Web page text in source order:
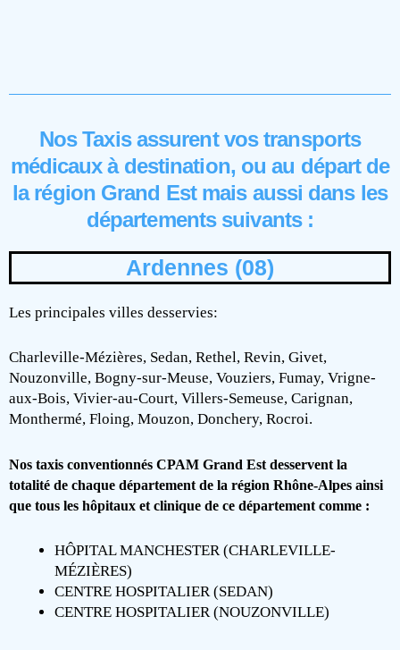
Nos Taxis assurent vos transports
médicaux à destination, ou au départ de
la région Grand Est mais aussi dans les
départements suivants :
Ardennes (08)
Les principales villes desservies:
Charleville-Mézières, Sedan, Rethel, Revin, Givet,
Nouzonville, Bogny-sur-Meuse, Vouziers, Fumay, Vrigne-
aux-Bois, Vivier-au-Court, Villers-Semeuse, Carignan,
Monthermé, Floing, Mouzon, Donchery, Rocroi.
Nos taxis conventionnés CPAM Grand Est desservent la
totalité de chaque département de la région Rhône-Alpes ainsi
que tous les hôpitaux et clinique de ce département comme :
HÔPITAL MANCHESTER (CHARLEVILLE-
MÉZIÈRES)
CENTRE HOSPITALIER (SEDAN)
CENTRE HOSPITALIER (NOUZONVILLE)